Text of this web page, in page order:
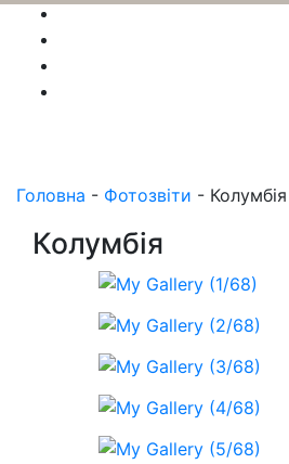
Головна - Фотозвіти - Колумбія
Колумбія